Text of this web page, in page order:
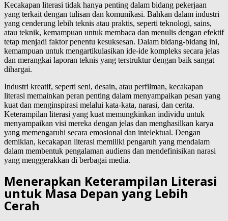
Kecakapan literasi tidak hanya penting dalam bidang pekerjaan
yang terkait dengan tulisan dan komunikasi. Bahkan dalam industri
yang cenderung lebih teknis atau praktis, seperti teknologi, sains,
atau teknik, kemampuan untuk membaca dan menulis dengan efektif
tetap menjadi faktor penentu kesuksesan. Dalam bidang-bidang ini,
kemampuan untuk mengartikulasikan ide-ide kompleks secara jelas
dan merangkai laporan teknis yang terstruktur dengan baik sangat
dihargai.
Industri kreatif, seperti seni, desain, atau perfilman, kecakapan
literasi memainkan peran penting dalam menyampaikan pesan yang
kuat dan menginspirasi melalui kata-kata, narasi, dan cerita.
Keterampilan literasi yang kuat memungkinkan individu untuk
menyampaikan visi mereka dengan jelas dan menghasilkan karya
yang memengaruhi secara emosional dan intelektual. Dengan
demikian, kecakapan literasi memiliki pengaruh yang mendalam
dalam membentuk pengalaman audiens dan mendefinisikan narasi
yang menggerakkan di berbagai media.
Menerapkan Keterampilan Literasi
untuk Masa Depan yang Lebih
Cerah